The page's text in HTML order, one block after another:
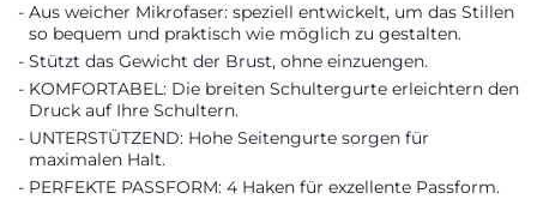
Aus weicher Mikrofaser: speziell entwickelt, um das Stillen
so bequem und praktisch wie möglich zu gestalten.
Stützt das Gewicht der Brust, ohne einzuengen.
KOMFORTABEL: Die breiten Schultergurte erleichtern den
Druck auf Ihre Schultern.
UNTERSTÜTZEND: Hohe Seitengurte sorgen für
maximalen Halt.
PERFEKTE PASSFORM: 4 Haken für exzellente Passform.